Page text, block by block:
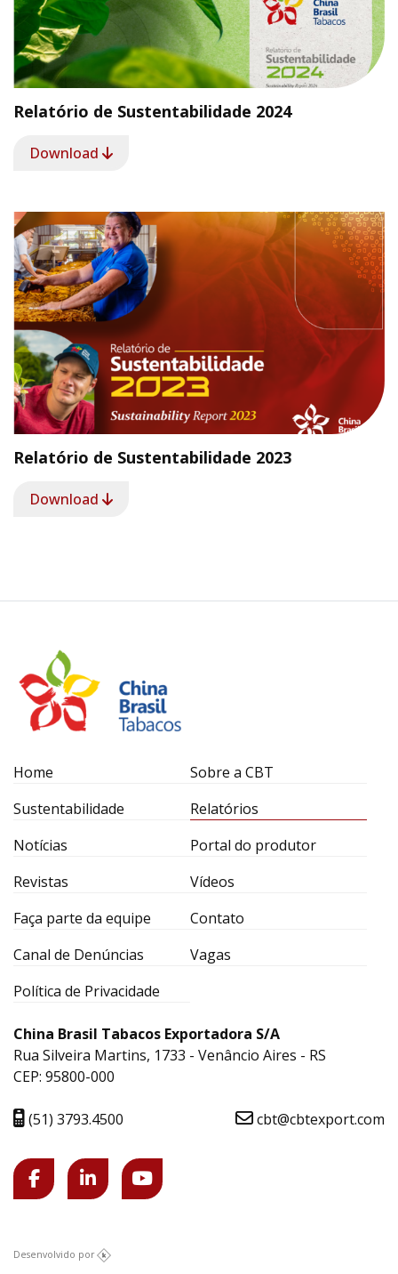
Relatório de Sustentabilidade 2024
Download
Relatório de Sustentabilidade 2023
Download
Home
Sobre a CBT
Sustentabilidade
Relatórios
Notícias
Portal do produtor
Revistas
Vídeos
Faça parte da equipe
Contato
Canal de Denúncias
Vagas
Política de Privacidade
China Brasil Tabacos Exportadora S/A
Rua Silveira Martins, 1733 - Venâncio Aires - RS
CEP: 95800-000
(51) 3793.4500 cbt@cbtexport.com
Desenvolvido por